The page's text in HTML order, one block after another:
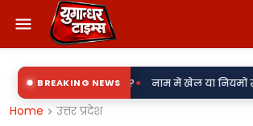
BREAKING NEWS
उपकेंद्र?• नाम में खेल या नियमों से खिलवाड़?
Home उत्तर प्रदेश